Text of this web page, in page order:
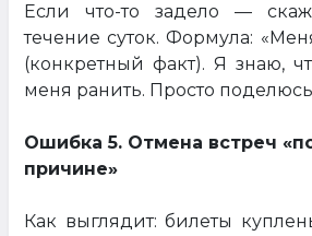
Если что-то задело —
течение суток. Формула:
(конкретный факт). Я знаю,
меня ранить. Просто поделюсь
Ошибка 5. Отмена встреч
причине»
Как выглядит: билеты